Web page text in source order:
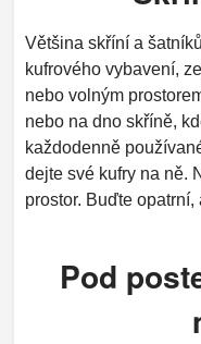
Většina skříní a
kufrového vybavení,
nebo volným
nebo na dno skříně,
každodenně
dejte své kufry na ně.
prostor. Buďte
Pod